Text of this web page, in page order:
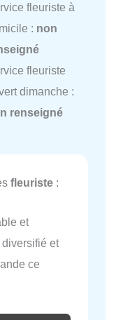
fleuriste à
: non
fleuriste
dimanche :
renseigné
fleuriste :
et
et
ce